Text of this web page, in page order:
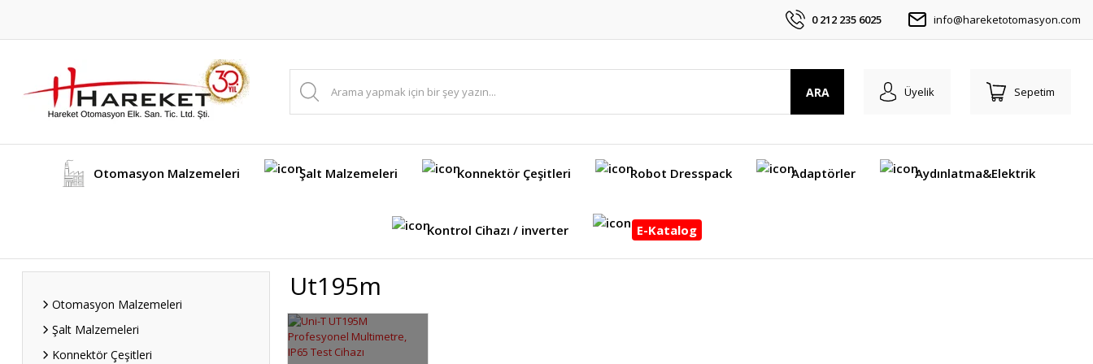
0 212 235 6025 info@hareketotomasyon.com
ARA Üyelik Sepetim
Otomasyon Malzemeleri Şalt Malzemeleri Konnektör Çeşitleri Robot Dresspack Adaptörler Aydınlatma&Elektrik
Kontrol Cihazı / inverter E-Katalog
Otomasyon Malzemeleri
Şalt Malzemeleri
Konnektör Çeşitleri
Ut195m